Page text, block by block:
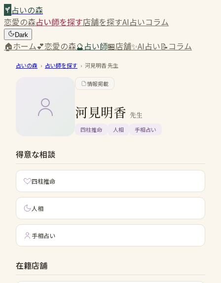
占いの森
恋愛の森占い師を探す店舗を探すAI占いコラム
Dark
🏠ホーム💕恋愛の森🔮占い師🏪店舗✨AI占い📝コラム
占いの森 › 占い師を探す › 河見明香先生
情報掲載
河見明香 先生
四柱推命 人相 手相占い
得意な相談
四柱推命
人相
手相占い
在籍店舗